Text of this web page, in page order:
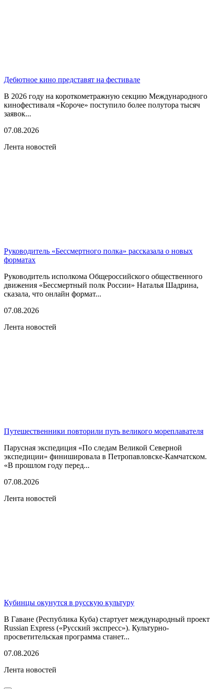
Дебютное кино представят на фестивале
В 2026 году на короткометражную секцию Международного
кинофестиваля «Короче» поступило более полутора тысяч
заявок...
07.08.2026
Лента новостей
Руководитель «Бессмертного полка» рассказала о новых
форматах
Руководитель исполкома Общероссийского общественного
движения «Бессмертный полк России» Наталья Шадрина,
сказала, что онлайн формат...
07.08.2026
Лента новостей
Путешественники повторили путь великого мореплавателя
Парусная экспедиция «По следам Великой Северной
экспедиции» финишировала в Петропавловске-Камчатском.
«В прошлом году перед...
07.08.2026
Лента новостей
Кубинцы окунутся в русскую культуру
В Гаване (Республика Куба) стартует международный проект
Russian Express («Русский экспресс»). Культурно-
просветительская программа станет...
07.08.2026
Лента новостей